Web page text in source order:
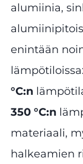
alumiinia,
enintään
lämpötiloissa:
°C:n
350 °C:n
materiaali,
halkeamien